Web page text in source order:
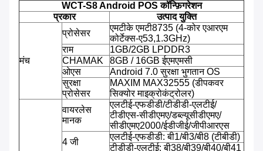
WCT-S8 Android POS कॉन्फ़िगरेशन
प्रकार
उत्पाद युक्ति
मंच
प्रोसेसर
एमटीके एमटी8735 (4-कोर एआरएम
कोर्टेक्स-ए53,1.3GHz)
राम
1GB/2GB LPDDR3
CHAMAK
8GB / 16GB ईएमएमसी
ओएस
Android 7.0 सुरक्षा भुगतान OS
सुरक्षा
प्रोसेसर
MAXIM MAX32555 (डीपकवर
सिक्योर माइक्रोकंट्रोलर)
वायरलेस
मानक
एलटीई-एफडीडी/टीडीडी-एलटीई/
टीडीएस-सीडीएमए/डब्ल्यूसीडीएमए/
सीडीएमए2000/ईडीजीई/जीपीआरएस
4 जी
एलटीई-एफडीडी: बी1/बी3/बी8 (टीबीडी)
टीडीडी-एलटीई: बी38/बी39/बी40/बी41